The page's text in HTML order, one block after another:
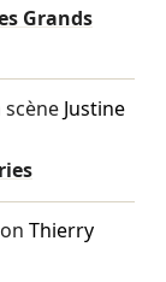
Grands
Justine
Thierry